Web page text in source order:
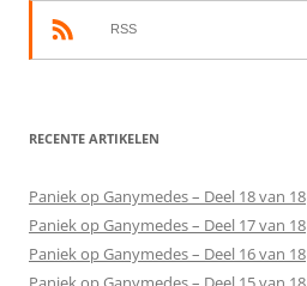
RSS
RECENTE ARTIKELEN
Paniek op Ganymedes – Deel 18 van 18
Paniek op Ganymedes – Deel 17 van 18
Paniek op Ganymedes – Deel 16 van 18